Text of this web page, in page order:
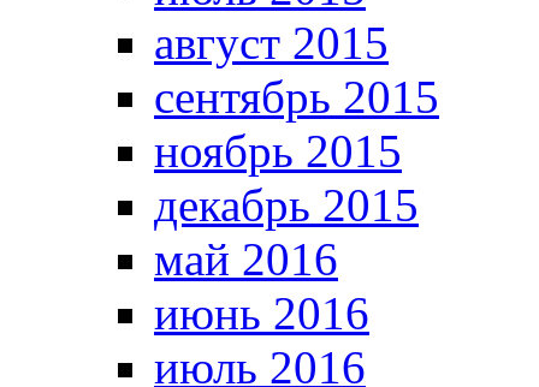
август 2015
сентябрь 2015
ноябрь 2015
декабрь 2015
май 2016
июнь 2016
июль 2016